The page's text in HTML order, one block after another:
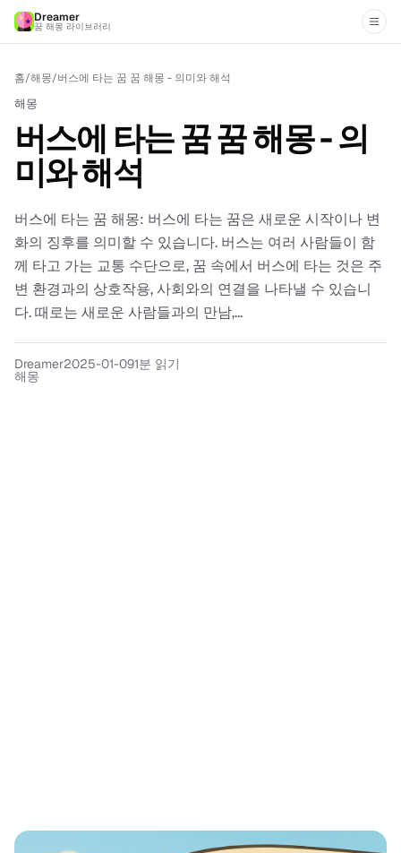
Dreamer
꿈 해몽 라이브러리
홈/해몽/버스에 타는 꿈 꿈 해몽 - 의미와 해석
해몽
버스에 타는 꿈 꿈 해몽 - 의
미와 해석
버스에 타는 꿈 해몽: 버스에 타는 꿈은 새로운 시작이나 변
화의 징후를 의미할 수 있습니다. 버스는 여러 사람들이 함
께 타고 가는 교통 수단으로, 꿈 속에서 버스에 타는 것은 주
변 환경과의 상호작용, 사회와의 연결을 나타낼 수 있습니
다. 때로는 새로운 사람들과의 만남,...
Dreamer2025-01-091분 읽기
해몽